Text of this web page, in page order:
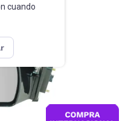
cuando